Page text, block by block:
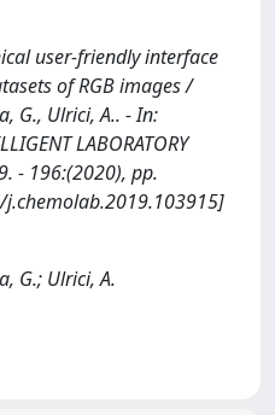
user-friendly interface
of RGB images /
G., Ulrici, A.. - In:
LABORATORY
- 196:(2020), pp.
G.; Ulrici, A.